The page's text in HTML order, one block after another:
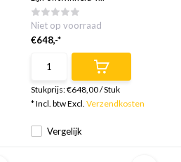
Vergelijk
Niet op voorraad
€648,-*
Stukprijs:€648,00/Stuk
* Incl. btw Excl. Verzendkosten